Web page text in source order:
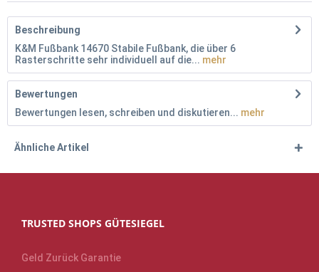
Beschreibung
K&M Fußbank 14670 Stabile Fußbank, die über 6
Rasterschritte sehr individuell auf die... mehr
Bewertungen
Bewertungen lesen, schreiben und diskutieren... mehr
Ähnliche Artikel
TRUSTED SHOPS GÜTESIEGEL
Geld Zurück Garantie